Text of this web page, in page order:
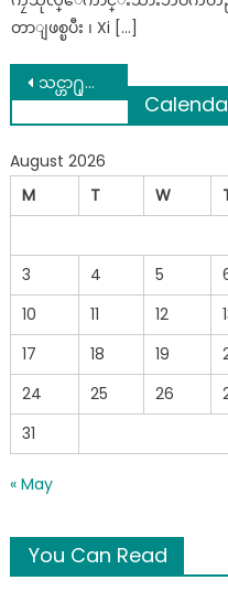
တာျဖစ္ၿပီး ၊ Xi […]
Post
navigation
သင္ဟာ႐ုတ္တရက္အသားလႈပ္တတ္သူတစ္ေယာက္ဆိုဖတ္ၾကည့္လိုက္ပါေနာ္
August 2026
M
T W
3
4 5
10
11 12
17
18 19
24
25 26
31
« May
You Can Read